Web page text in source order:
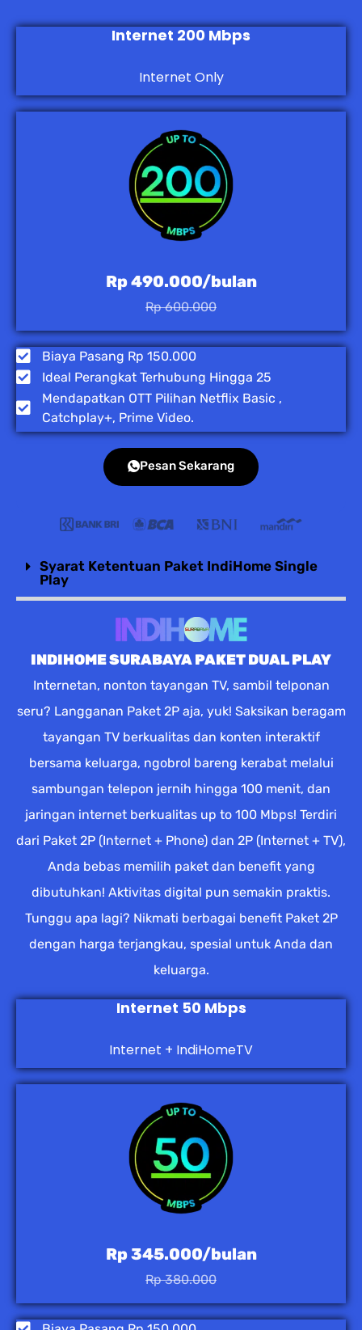
Internet 200 Mbps
Internet Only
Rp 490.000/bulan
Rp 600.000
Biaya Pasang Rp 150.000
Ideal Perangkat Terhubung Hingga 25
Mendapatkan OTT Pilihan Netflix Basic ,
Catchplay+, Prime Video.
Pesan Sekarang
Syarat Ketentuan Paket IndiHome Single
Play
INDIHOME SURABAYA PAKET DUAL PLAY
Internetan, nonton tayangan TV, sambil telponan
seru? Langganan Paket 2P aja, yuk! Saksikan beragam
tayangan TV berkualitas dan konten interaktif
bersama keluarga, ngobrol bareng kerabat melalui
sambungan telepon jernih hingga 100 menit, dan
jaringan internet berkualitas up to 100 Mbps! Terdiri
dari Paket 2P (Internet + Phone) dan 2P (Internet + TV),
Anda bebas memilih paket dan benefit yang
dibutuhkan! Aktivitas digital pun semakin praktis.
Tunggu apa lagi? Nikmati berbagai benefit Paket 2P
dengan harga terjangkau, spesial untuk Anda dan
keluarga.
Internet 50 Mbps
Internet + IndiHomeTV
Rp 345.000/bulan
Rp 380.000